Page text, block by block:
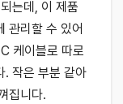
는데, 이 제품
관리할 수 있어
케이블로 따로
. 작은 부분 같아
집니다.